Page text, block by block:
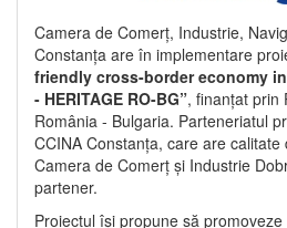
Camera de Comerț, Industrie,
Constanța are în implementare
friendly cross-border economy
- HERITAGE RO-BG”, finanțat prin
România - Bulgaria. Parteneriatul
CCINA Constanța, care are
Camera de Comerț și Industrie
partener.
Proiectul își propune să